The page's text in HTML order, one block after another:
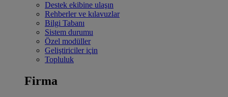
Destek ekibine ulaşın
Rehberler ve kılavuzlar
Bilgi Tabanı
Sistem durumu
Özel modüller
Geliştiriciler için
Topluluk
Firma